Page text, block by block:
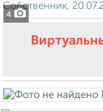
4
Собственник,